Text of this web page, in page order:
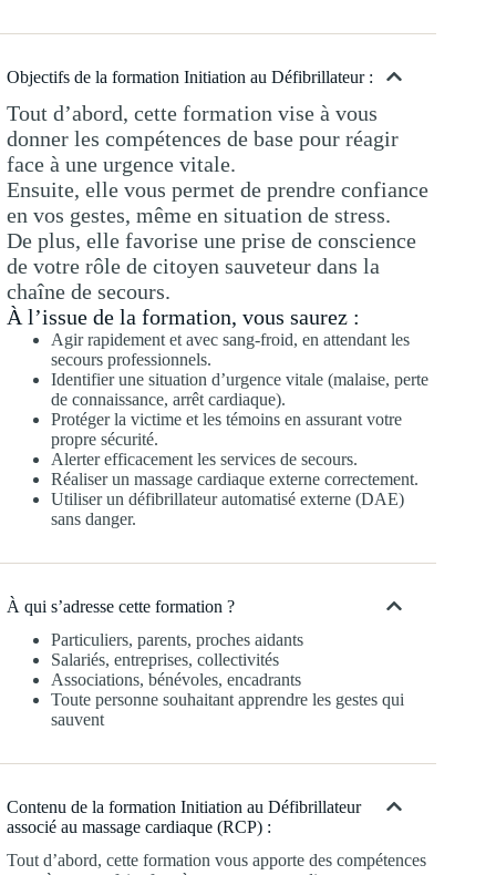
Objectifs de la formation Initiation au Défibrillateur :
Tout d’abord, cette formation vise à vous
donner les compétences de base pour réagir
face à une urgence vitale.
Ensuite, elle vous permet de prendre confiance
en vos gestes, même en situation de stress.
De plus, elle favorise une prise de conscience
de votre rôle de citoyen sauveteur dans la
chaîne de secours.
À l’issue de la formation, vous saurez :
Agir rapidement et avec sang-froid, en attendant les
secours professionnels.
Identifier une situation d’urgence vitale (malaise, perte
de connaissance, arrêt cardiaque).
Protéger la victime et les témoins en assurant votre
propre sécurité.
Alerter efficacement les services de secours.
Réaliser un massage cardiaque externe correctement.
Utiliser un défibrillateur automatisé externe (DAE)
sans danger.
À qui s’adresse cette formation ?
Particuliers, parents, proches aidants
Salariés, entreprises, collectivités
Associations, bénévoles, encadrants
Toute personne souhaitant apprendre les gestes qui
sauvent
Contenu de la formation Initiation au Défibrillateur
associé au massage cardiaque (RCP) :
Tout d’abord, cette formation vous apporte des compétences